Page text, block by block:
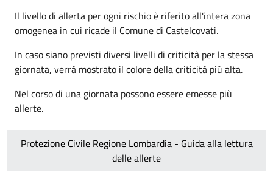
Il livello di allerta per ogni rischio è riferito all'intera zona
omogenea in cui ricade il Comune di Castelcovati.
In caso siano previsti diversi livelli di criticità per la stessa
giornata, verrà mostrato il colore della criticità più alta.
Nel corso di una giornata possono essere emesse più
allerte.
Protezione Civile Regione Lombardia - Guida alla lettura
delle allerte